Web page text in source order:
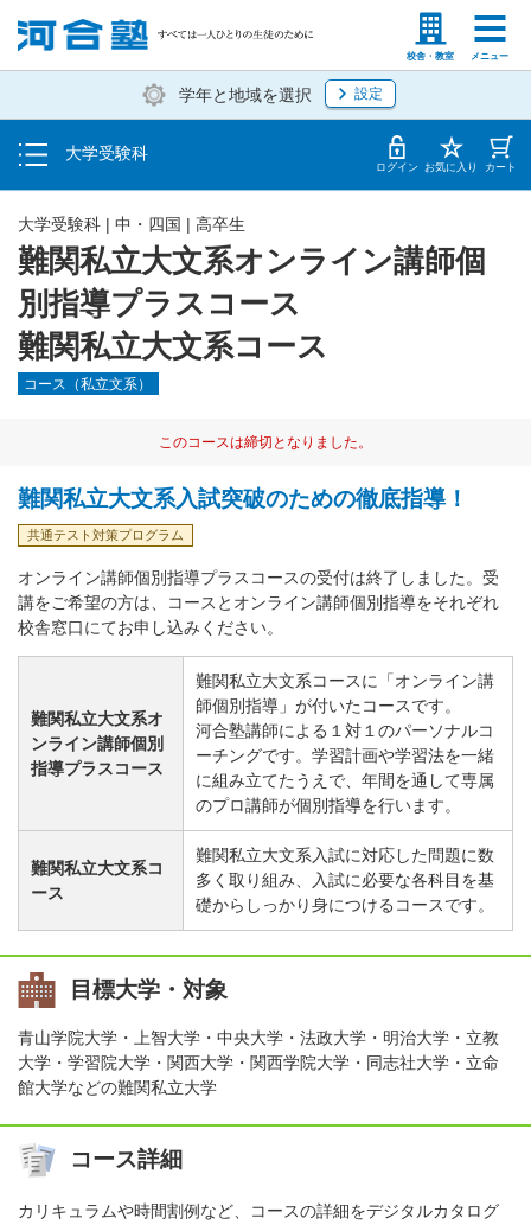
校舎・教室 メニュー
塾生の方 高等学校の先生
学年と地域を選択 設定
大学受験科
入塾説明会・個別相談
学費・入塾手続き方法
入塾から授業開始までのスケジュール ログイン お気に入り カート
難関私立大文系オンライン講師個
別指導プラスコース
難関私立大文系コース
大学受験科 | 中・四国 | 高卒生
コース（私立文系）
このコースは締切となりました。
難関私立大文系入試突破のための徹底指導！
共通テスト対策プログラム
オンライン講師個別指導プラスコースの受付は終了しました。受
講をご希望の方は、コースとオンライン講師個別指導をそれぞれ
校舎窓口にてお申し込みください。
難関私立大文系オ
ンライン講師個別
指導プラスコース
難関私立大文系コースに「オンライン講
師個別指導」が付いたコースです。
河合塾講師による１対１のパーソナルコ
ーチングです。学習計画や学習法を一緒
に組み立てたうえで、年間を通して専属
のプロ講師が個別指導を行います。
難関私立大文系コ
ース
難関私立大文系入試に対応した問題に数
多く取り組み、入試に必要な各科目を基
礎からしっかり身につけるコースです。
目標大学・対象
青山学院大学・上智大学・中央大学・法政大学・明治大学・立教
大学・学習院大学・関西大学・関西学院大学・同志社大学・立命
館大学などの難関私立大学
コース詳細
カリキュラムや時間割例など、コースの詳細をデジタルカタログ